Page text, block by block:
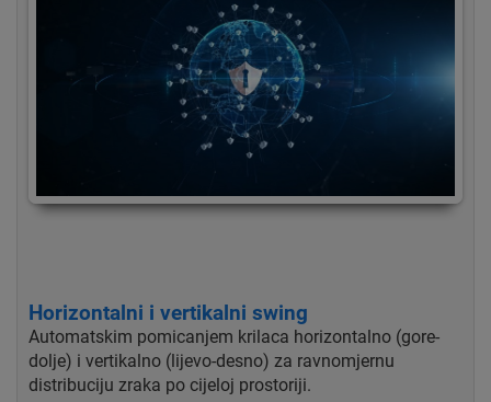
Horizontalni i vertikalni swing
Automatskim pomicanjem krilaca horizontalno (gore-
dolje) i vertikalno (lijevo-desno) za ravnomjernu
distribuciju zraka po cijeloj prostoriji.